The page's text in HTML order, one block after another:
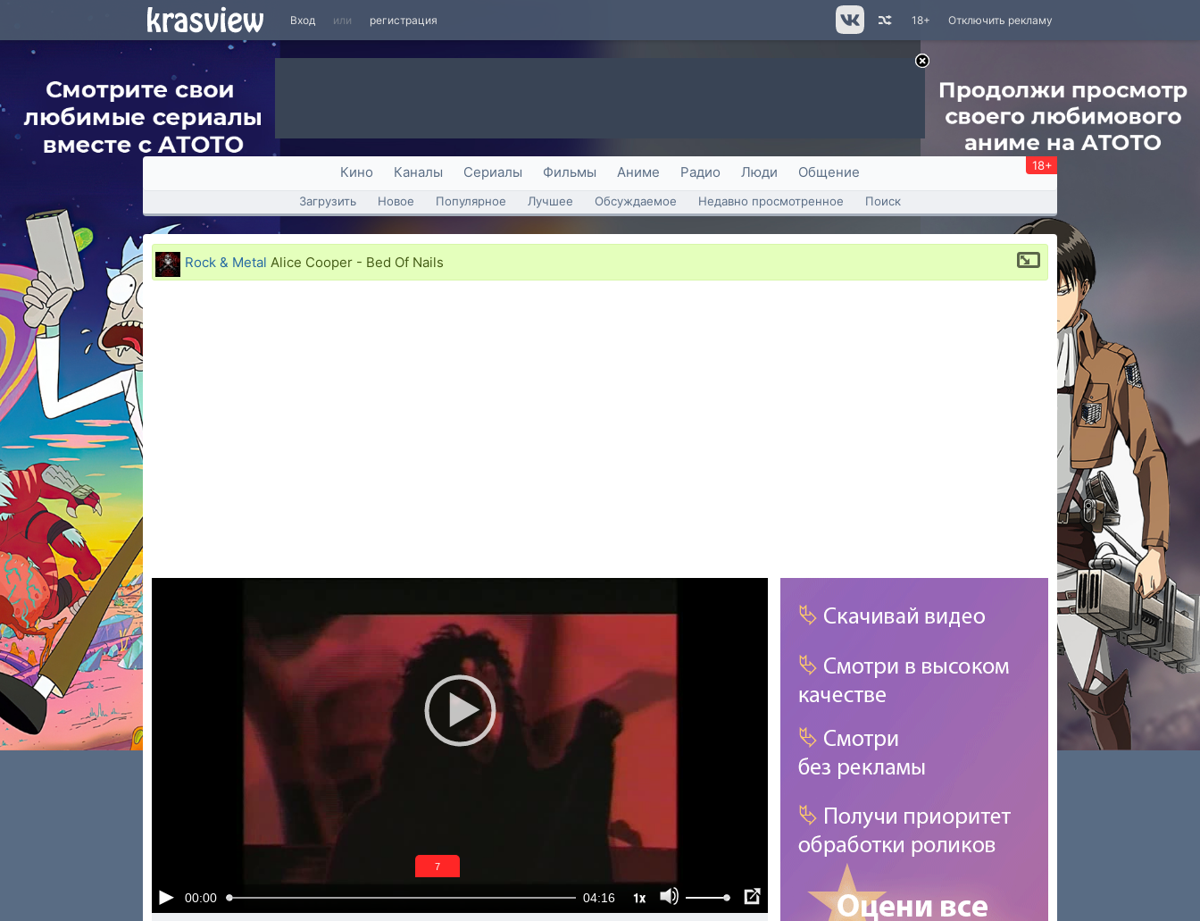
Вход или регистрация Отключить рекламу
18+
Кино Каналы Сериалы Фильмы Аниме Радио Люди Общение 18+
Загрузить Новое Популярное Лучшее Обсуждаемое Недавно просмотренное Поиск
Rock & Metal Alice Cooper - Bed Of Nails
00:00 04:16 1x
6